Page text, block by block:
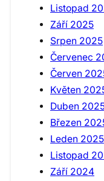
Listopad
Září 2025
Srpen 2025
Červenec
Červen
Květen
Duben
Březen
Leden 2025
Listopad
Září 2024